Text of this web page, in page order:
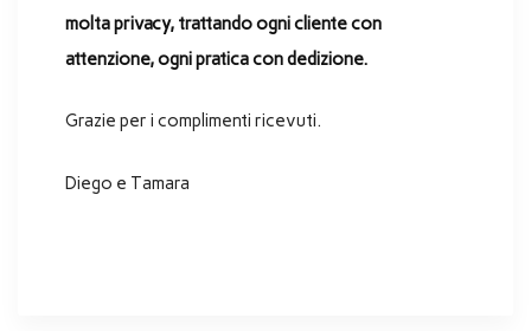
molta privacy, trattando ogni cliente con
attenzione, ogni pratica con dedizione.
Grazie per i complimenti ricevuti.
Diego e Tamara